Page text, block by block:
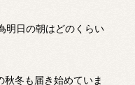
明日の朝はどのくらい
冬も届き始めていま